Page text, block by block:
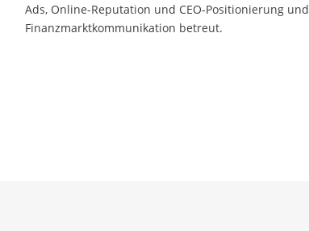
Ads, Online-Reputation und CEO-Positionierung und
Finanzmarktkommunikation betreut.